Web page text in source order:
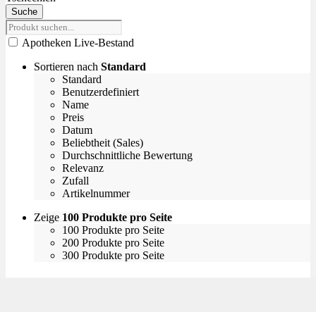
Suche
Apotheken Live-Bestand
Sortieren nach Standard
Standard
Benutzerdefiniert
Name
Preis
Datum
Beliebtheit (Sales)
Durchschnittliche Bewertung
Relevanz
Zufall
Artikelnummer
Zeige 100 Produkte pro Seite
100 Produkte pro Seite
200 Produkte pro Seite
300 Produkte pro Seite